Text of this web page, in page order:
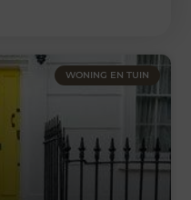
WONING EN TUIN